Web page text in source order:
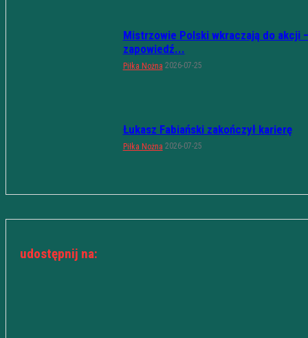
Mistrzowie Polski wkraczają do akcji
zapowiedź...
Piłka Nożna 2026-07-25
Łukasz Fabiański zakończył karierę
Piłka Nożna 2026-07-25
udostępnij na: